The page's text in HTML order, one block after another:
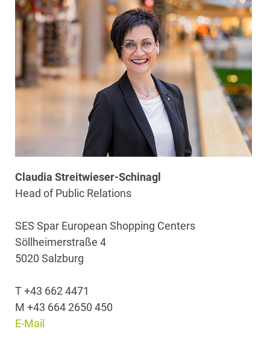
Claudia Streitwieser-Schinagl
Head of Public Relations
SES Spar European Shopping Centers
Söllheimerstraße 4
5020 Salzburg
T +43 662 4471
M +43 664 2650 450
E-Mail